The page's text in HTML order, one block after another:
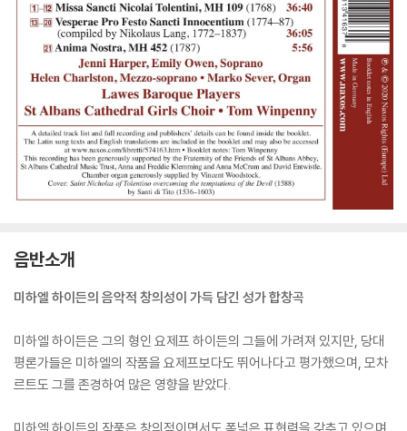
음반소개
미하엘 하이든의 음악적 창의성이 가득 담긴 성가 합창곡
미하엘 하이든은 그의 형인 요제프 하이든의 그들에 가려져 있지만, 당대
평론가들은 미하엘의 작품을 요제프보다도 뛰어나다고 평가했으며, 모차
르트도 그를 존경하여 많은 영향을 받았다.